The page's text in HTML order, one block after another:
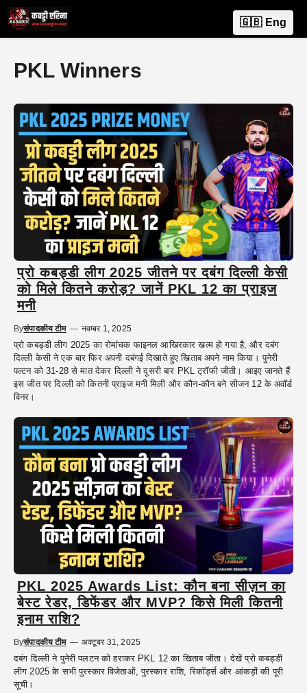
Skip
to
content
🇬🇧 Eng
PKL Winners
प्रो कबड्डी लीग 2025 जीतने पर दबंग दिल्ली केसी
को मिले कितने करोड़? जानें PKL 12 का प्राइज
मनी
Byसंपादकीय टीम — नवम्बर 1, 2025
प्रो कबड्डी लीग 2025 का रोमांचक फाइनल आखिरकार खत्म हो गया है, और दबंग
दिल्ली केसी ने एक बार फिर अपनी दबंगई दिखाते हुए खिताब अपने नाम किया। पुनेरी
पल्टन को 31-28 से मात देकर दिल्ली ने दूसरी बार PKL ट्रॉफी जीती। आइए जानते हैं
इस जीत पर दिल्ली को कितनी प्राइज मनी मिली और कौन-कौन बने सीजन 12 के अवॉर्ड
विनर।
PKL 2025 Awards List: कौन बना सीज़न का
बेस्ट रेडर, डिफेंडर और MVP? किसे मिली कितनी
इनाम राशि?
Byसंपादकीय टीम — अक्टूबर 31, 2025
दबंग दिल्ली ने पुनेरी पलटन को हराकर PKL 12 का खिताब जीता। देखें प्रो कबड्डी
लीग 2025 के सभी पुरस्कार विजेताओं, पुरस्कार राशि, रिकॉर्ड्स और आंकड़ों की पूरी
सूची।